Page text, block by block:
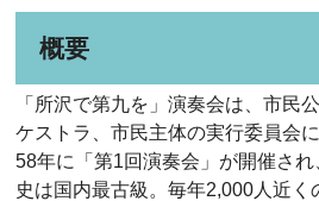
概要
「所沢で第九を」演奏会は、市民
ケストラ、市民主体の実行委員会
58年に「第1回演奏会」が開催さ
史は国内最古級。毎年2,000人近く